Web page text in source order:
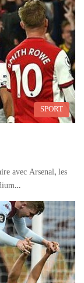
SPORT
avec Arsenal, les